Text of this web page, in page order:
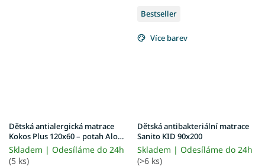
Dětská antialergická matrace
Kokos Plus 120x60 – potah Aloe
Vera
Skladem | Odesíláme do 24h
(5 ks)
Bestseller
Více barev
Dětská antibakteriální matrace
Sanito KID 90x200
Skladem | Odesíláme do 24h
(>6 ks)